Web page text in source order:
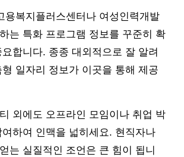
용복지플러스센터나 여성인력개발
는 특화 프로그램 정보를 꾸준히 확
합니다. 종종 대외적으로 잘 알려
일자리 정보가 이곳을 통해 제공
외에도 오프라인 모임이나 취업 박
하여 인맥을 넓히세요. 현직자나
는 실질적인 조언은 큰 힘이 됩니